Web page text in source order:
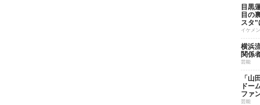
目黒
目の
スタ
イケメン
横浜
関係
芸能
「山
ドー
ファ
芸能